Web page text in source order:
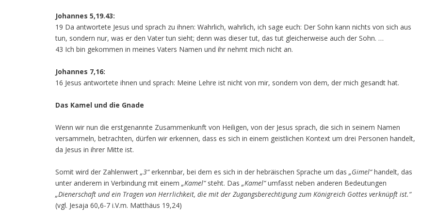
Johannes 5,19.43:
19 Da antwortete Jesus und sprach zu ihnen: Wahrlich, wahrlich, ich sage euch: Der Sohn kann nichts von sich aus
tun, sondern nur, was er den Vater tun sieht; denn was dieser tut, das tut gleicherweise auch der Sohn. …
43 Ich bin gekommen in meines Vaters Namen und ihr nehmt mich nicht an.
Johannes 7,16:
16 Jesus antwortete ihnen und sprach: Meine Lehre ist nicht von mir, sondern von dem, der mich gesandt hat.
Das Kamel und die Gnade
Wenn wir nun die erstgenannte Zusammenkunft von Heiligen, von der Jesus sprach, die sich in seinem Namen
versammeln, betrachten, dürfen wir erkennen, dass es sich in einem geistlichen Kontext um drei Personen handelt,
da Jesus in ihrer Mitte ist.
Somit wird der Zahlenwert „3“erkennbar, bei dem es sich in der hebräischen Sprache um das „Gimel“handelt, das
unter anderem in Verbindung mit einem „Kamel“steht. Das „Kamel“umfasst neben anderen Bedeutungen
„Dienerschaft und ein Tragen von Herrlichkeit, die mit der Zugangsberechtigung zum Königreich Gottes verknüpft ist.“
(vgl. Jesaja 60,6-7 i.V.m. Matthäus 19,24)